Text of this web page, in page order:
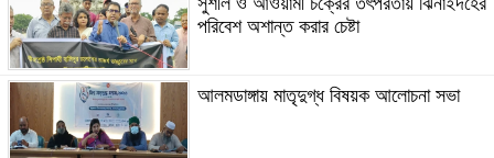
পরিবেশ অশান্ত করার চেষ্টা
আলমডাঙ্গায় মাতৃদুগ্ধ বিষয়ক আলোচনা সভা